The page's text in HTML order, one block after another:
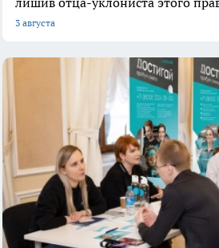
3 августа